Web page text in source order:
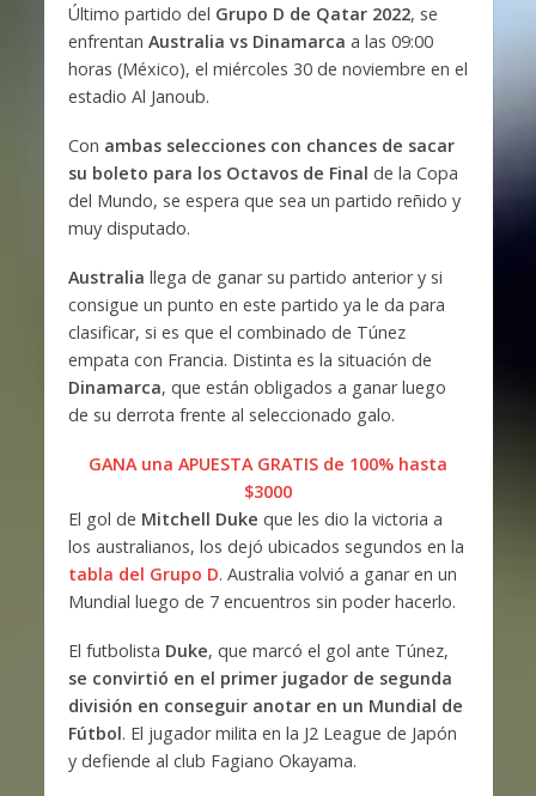
Último partido del Grupo D de Qatar 2022, se
enfrentan Australia vs Dinamarca a las 09:00
horas (México), el miércoles 30 de noviembre en el
estadio Al Janoub.
Con ambas selecciones con chances de sacar
su boleto para los Octavos de Final de la Copa
del Mundo, se espera que sea un partido reñido y
muy disputado.
Australia llega de ganar su partido anterior y si
consigue un punto en este partido ya le da para
clasificar, si es que el combinado de Túnez
empata con Francia. Distinta es la situación de
Dinamarca, que están obligados a ganar luego
de su derrota frente al seleccionado galo.
GANA una APUESTA GRATIS de 100% hasta
$3000
El gol de Mitchell Duke que les dio la victoria a
los australianos, los dejó ubicados segundos en la
tabla del Grupo D. Australia volvió a ganar en un
Mundial luego de 7 encuentros sin poder hacerlo.
El futbolista Duke, que marcó el gol ante Túnez,
se convirtió en el primer jugador de segunda
división en conseguir anotar en un Mundial de
Fútbol. El jugador milita en la J2 League de Japón
y defiende al club Fagiano Okayama.